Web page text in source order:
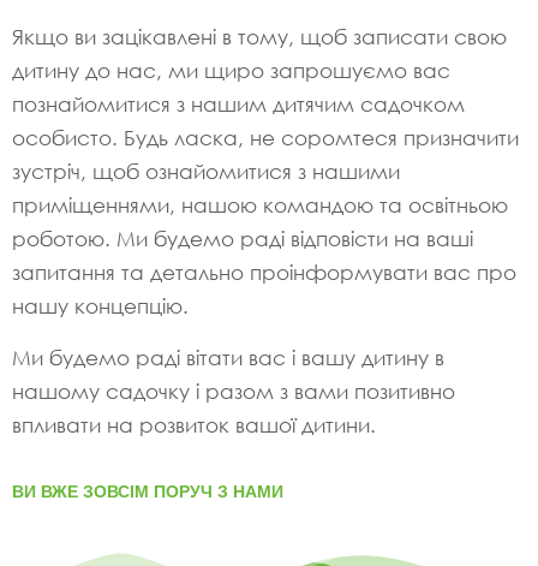
Якщо ви зацікавлені в тому, щоб записати свою
дитину до нас, ми щиро запрошуємо вас
познайомитися з нашим дитячим садочком
особисто. Будь ласка, не соромтеся призначити
зустріч, щоб ознайомитися з нашими
приміщеннями, нашою командою та освітньою
роботою. Ми будемо раді відповісти на ваші
запитання та детально проінформувати вас про
нашу концепцію.
Ми будемо раді вітати вас і вашу дитину в
нашому садочку і разом з вами позитивно
впливати на розвиток вашої дитини.
ВИ ВЖЕ ЗОВСІМ ПОРУЧ З НАМИ